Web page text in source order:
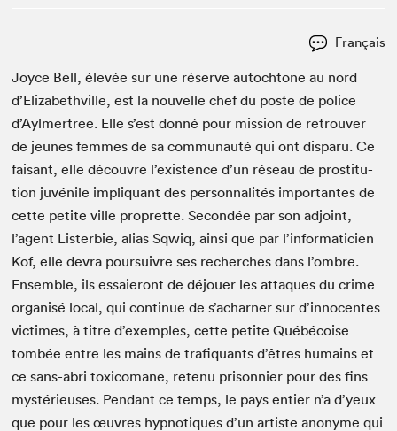
Français
Joyce Bell, élevée sur une réserve autochtone au nord
d’Elizabethville, est la nou­velle chef du poste de police
d’Aylmertree. Elle s’est don­né pour mis­sion de retrou­ver
de jeunes femmes de sa com­mu­nauté qui ont dis­paru. Ce
faisant, elle décou­vre l’existence d’un réseau de pros­ti­tu­
tion juvénile impli­quant des per­son­nal­ités impor­tantes de
cette petite ville pro­prette. Sec­ondée par son adjoint,
l’agent Lis­ter­bie, alias Sqwiq, ain­si que par l’informaticien
Kof, elle devra pour­suiv­re ses recherch­es dans l’ombre.
Ensem­ble, ils essaieront de déjouer les attaques du crime
organ­isé local, qui con­tin­ue de s’acharner sur d’innocentes
vic­times, à titre d’exemples, cette petite Québé­coise
tombée entre les mains de trafi­quants d’êtres humains et
ce sans-abri tox­i­co­mane, retenu pris­on­nier pour des fins
mys­térieuses. Pen­dant ce temps, le pays entier n’a d’yeux
que pour les œuvres hyp­no­tiques d’un artiste anonyme qui